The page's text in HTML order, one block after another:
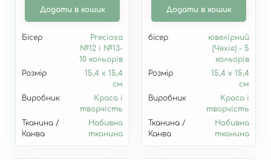
Додати в кошик
Бісер
Preciosa
№12 і №13-
10 кольорів
Розмір
15,4 х 15,4
см
Виробник
Краса і
творчість
Тканина /
Канва
Набивна
тканина
Додати в кошик
бісер
ювелірний
(Чехія) - 5
кольорів
Розмір
15,4 х 15,4
см
Виробник
Краса і
творчість
Тканина /
Канва
Набивна
тканина